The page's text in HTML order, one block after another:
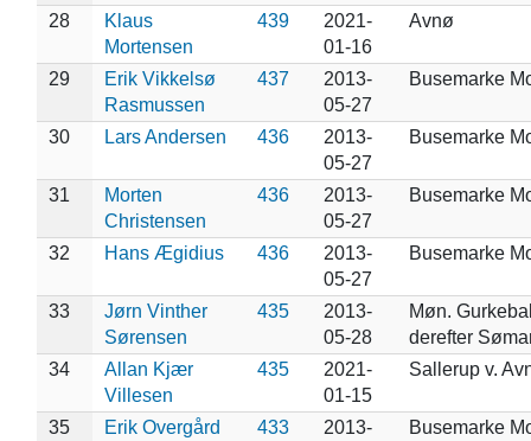
28
Klaus
Mortensen
439
2021-
01-16
Avnø
29
Erik Vikkelsø
Rasmussen
437
2013-
05-27
Busemarke
30 Lars Andersen 436
2013-
05-27
Busemarke
31
Morten
Christensen
436
2013-
05-27
Busemarke
32 Hans Ægidius 436
2013-
05-27
Busemarke
33
Jørn Vinther
Sørensen
435
2013-
05-28
Møn.
derefter
34
Allan Kjær
Villesen
435
2021-
01-15
Sallerup v.
35 Erik Overgård 433
2013-
Busemarke